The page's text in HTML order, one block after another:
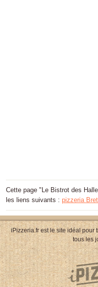
Cette page "Le Bistrot des
les liens suivants : pizzeria
iPizzeria.fr est le site idéal pour
tous les